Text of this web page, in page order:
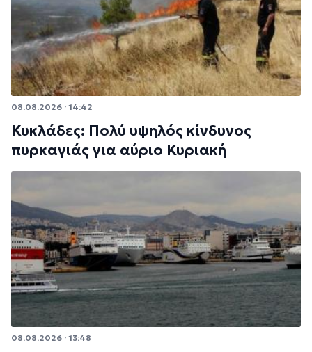
08.08.2026 · 14:42
Κυκλάδες: Πολύ υψηλός κίνδυνος
πυρκαγιάς για αύριο Κυριακή
08.08.2026 · 13:48